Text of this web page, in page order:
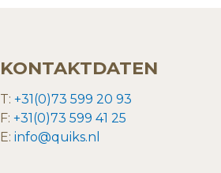
KONTAKTDATEN
T: +31(0)73 599 20 93
F: +31(0)73 599 41 25
E: info@quiks.nl